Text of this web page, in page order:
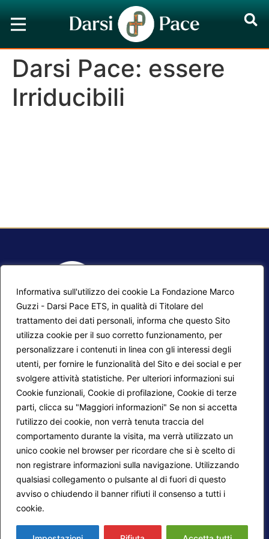
Informativa sull'utilizzo dei cookie La Fondazione Marco
Guzzi - Darsi Pace ETS, in qualità di Titolare del
trattamento dei dati personali, informa che questo Sito
utilizza cookie per il suo corretto funzionamento, per
personalizzare i contenuti in linea con gli interessi degli
utenti, per fornire le funzionalità del Sito e dei social e per
svolgere attività statistiche. Per ulteriori informazioni sui
Cookie funzionali, Cookie di profilazione, Cookie di terze
parti, clicca su "Maggiori informazioni" Se non si accetta
l'utilizzo dei cookie, non verrà tenuta traccia del
comportamento durante la visita, ma verrà utilizzato un
unico cookie nel browser per ricordare che si è scelto di
non registrare informazioni sulla navigazione. Utilizzando
qualsiasi collegamento o pulsante al di fuori di questo
avviso o chiudendo il banner rifiuti il consenso a tutti i
cookie.
Darsi Pace: essere
Irriducibili
Mappa del sito
Progetti Darsi Pace
Login redattori
Calendario corsi
Privacy Policy
Cookie Policy
Seguici su:
© 2026
. Tutti i diritti sono riservati.